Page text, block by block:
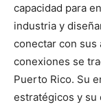
capacidad para
industria y
conectar con sus
conexiones se
Puerto Rico. Su
estratégicos y su